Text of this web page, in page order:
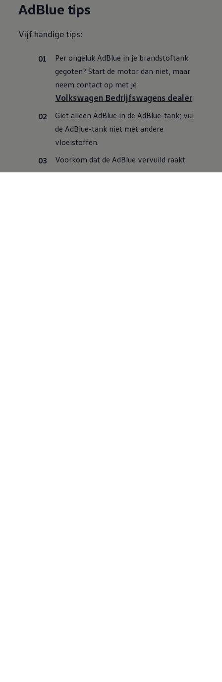
AdBlue tips
Vijf handige tips:
Per ongeluk AdBlue in je brandstoftank
gegoten? Start de motor dan niet, maar
neem contact op met je
Volkswagen Bedrijfswagens dealer
Giet alleen AdBlue in de AdBlue-tank; vul
de AdBlue-tank niet met andere
vloeistoffen.
Voorkom dat de AdBlue vervuild raakt.